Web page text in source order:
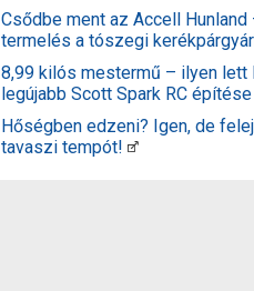
Csődbe ment az Accell Hunland
termelés a tószegi
8,99 kilós mestermű – ilyen lett
legújabb Scott Spark RC építése
Hőségben edzeni? Igen, de
tavaszi tempót!